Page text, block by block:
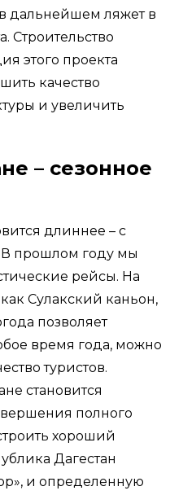
дальнейшем ляжет в
Строительство
этого проекта
качество
и увеличить
– сезонное
длиннее – с
В прошлом году мы
рейсы. На
Сулакский каньон,
позволяет
время года, можно
туристов.
становится
полного
хороший
Дагестан
и определенную